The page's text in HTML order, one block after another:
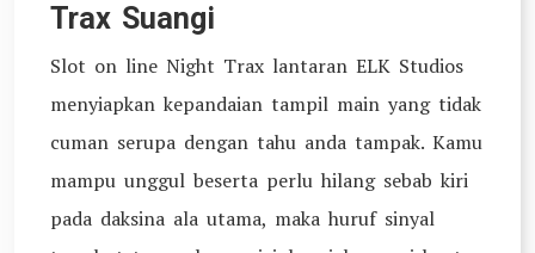
Trax Suangi
Slot on line Night Trax lantaran ELK Studios
menyiapkan kepandaian tampil main yang tidak
cuman serupa dengan tahu anda tampak. Kamu
mampu unggul beserta perlu hilang sebab kiri
pada daksina ala utama, maka huruf sinyal